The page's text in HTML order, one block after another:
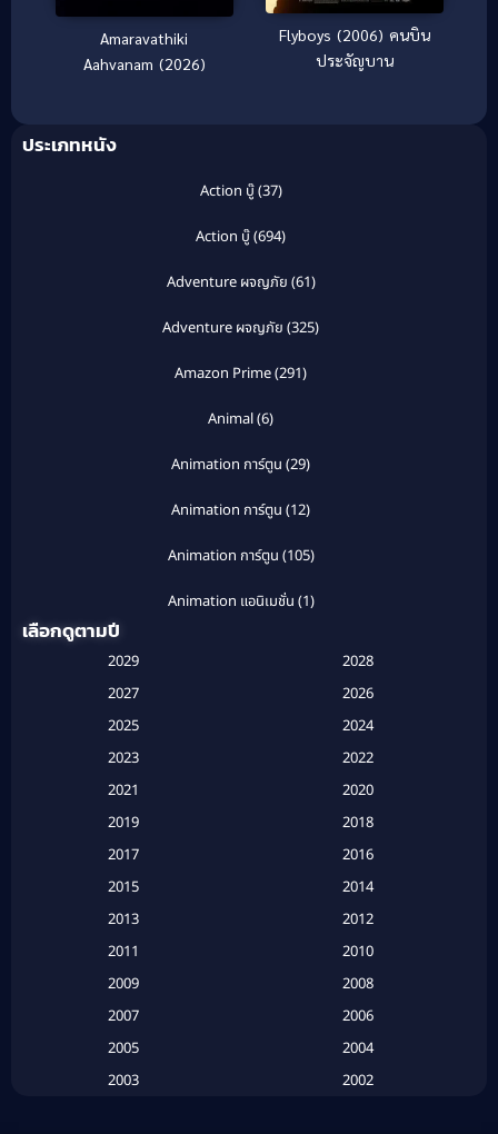
Amaravathiki
Aahvanam (2026)
Flyboys (2006) คนบิน
ประจัญบาน
ประเภทหนัง
Action บู๊(37)
Action บู๊(694)
Adventure ผจญภัย (61)
Adventure ผจญภัย (325)
Amazon Prime(291)
Animal(6)
Animation การ์ตูน (29)
Animation การ์ตูน (12)
Animation การ์ตูน (105)
Animation แอนิเมชั่น (1)
Based on a True Story สร้างจากเรื่องจริง(2)
Based on a True Story เรื่องจริง (20)
Based on a True Story เรื่องจริง (16)
เลือกดูตามปี
2029
2028
2027
2026
2025
2024
2023
2022
2021
2020
2019
2018
2017
2016
2015
2014
2013
2012
2011
2010
2009
2008
2007
2006
2005
2004
2003
2002